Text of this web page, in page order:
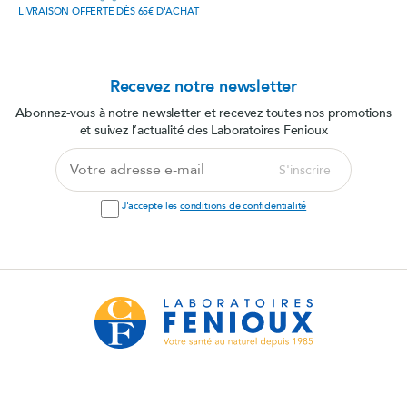
LIVRAISON OFFERTE DÈS 65€ D'ACHAT
Recevez notre newsletter
Abonnez-vous à notre newsletter et recevez toutes nos promotions
et suivez l’actualité des Laboratoires Fenioux
adresse
e-
mail
S'inscrire
J'accepte les conditions de confidentialité